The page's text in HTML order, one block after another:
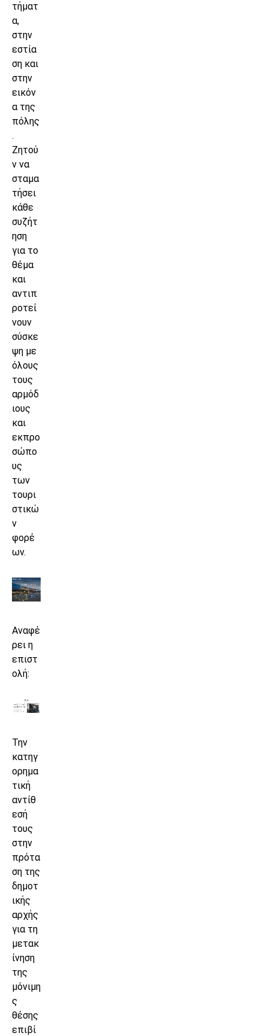
τήματ
α,
στην
εστία
ση και
στην
εικόν
α της
πόλης
.
Ζητού
ν να
σταμα
τήσει
κάθε
συζήτ
ηση
για το
θέμα
και
αντιπ
ροτεί
νουν
σύσκε
ψη με
όλους
τους
αρμόδ
ιους
και
εκπρο
σώπο
υς
των
τουρι
στικώ
ν
φορέ
ων.
Αναφέ
ρει η
επιστ
ολή:
Την
κατηγ
ορημα
τική
αντίθ
εσή
τους
στην
πρότα
ση της
δημοτ
ικής
αρχής
για τη
μετακ
ίνηση
της
μόνιμη
ς
θέσης
επιβί